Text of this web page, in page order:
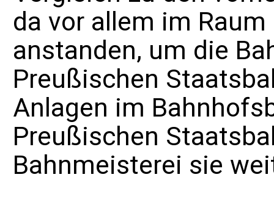
da vor allem im
anstanden, um die
Preußischen
Anlagen im
Preußischen
Bahnmeisterei sie